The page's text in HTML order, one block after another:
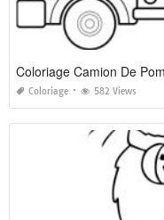
Coloriage Camion De
Coloriage 582 Views